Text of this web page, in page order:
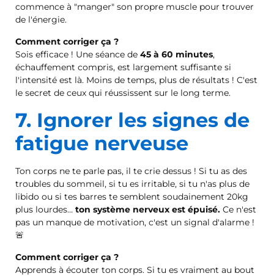
commence à "manger" son propre muscle pour trouver
de l'énergie.
Comment corriger ça ?
Sois efficace ! Une séance de 45 à 60 minutes,
échauffement compris, est largement suffisante si
l'intensité est là. Moins de temps, plus de résultats ! C'est
le secret de ceux qui réussissent sur le long terme.
7. Ignorer les signes de
fatigue nerveuse
Ton corps ne te parle pas, il te crie dessus ! Si tu as des
troubles du sommeil, si tu es irritable, si tu n'as plus de
libido ou si tes barres te semblent soudainement 20kg
plus lourdes… ton système nerveux est épuisé. Ce n'est
pas un manque de motivation, c'est un signal d'alarme !
🚨
Comment corriger ça ?
Apprends à écouter ton corps. Si tu es vraiment au bout